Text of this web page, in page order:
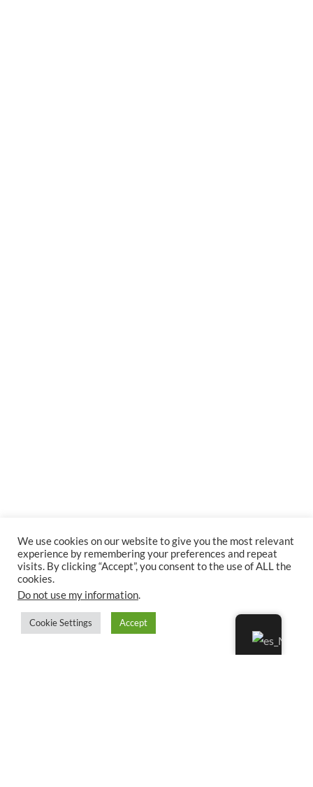
We use cookies on our website to give you the most relevant
experience by remembering your preferences and repeat
visits. By clicking “Accept”, you consent to the use of ALL the
cookies.
Do not use my information.
Cookie Settings Accept